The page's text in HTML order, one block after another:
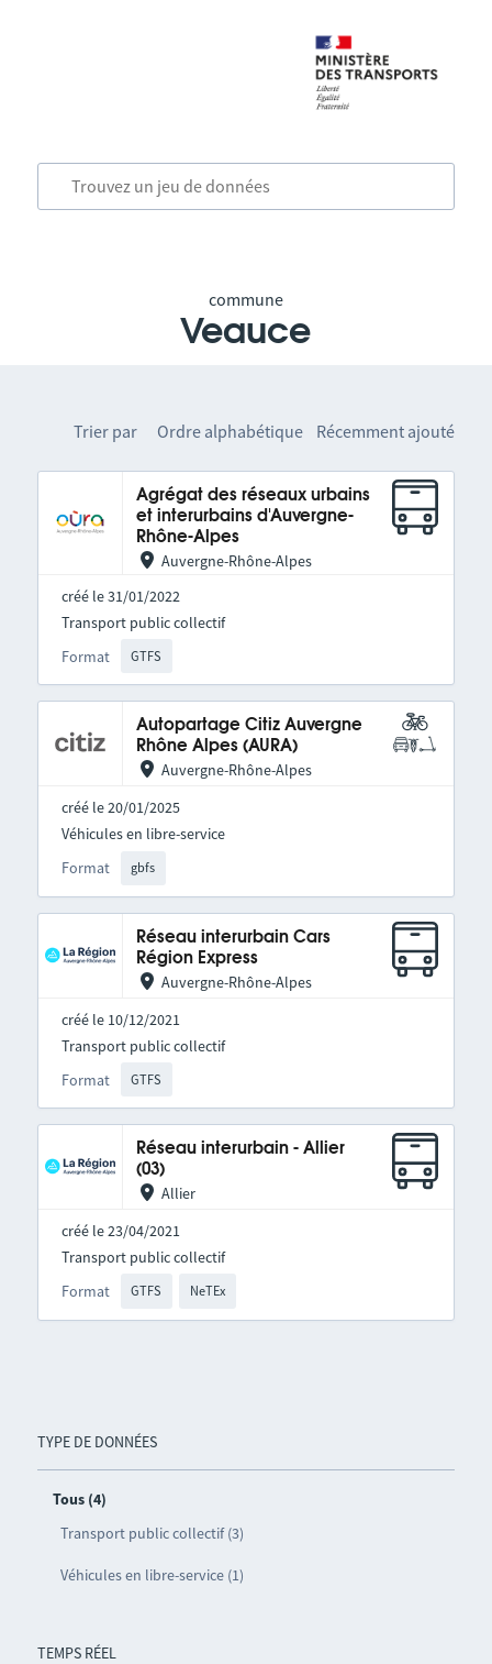
commune
Veauce
TYPE DE DONNÉES
Tous (4)
Transport public collectif (3)
Véhicules en libre-service (1)
TEMPS RÉEL
Trier par Ordre alphabétique Récemment ajouté
Agrégat des réseaux urbains
et interurbains d'Auvergne-
Rhône-Alpes
Auvergne-Rhône-Alpes
créé le 31/01/2022
Format GTFS
Transport public collectif
Autopartage Citiz Auvergne
Rhône Alpes (AURA)
Auvergne-Rhône-Alpes
créé le 20/01/2025
Format gbfs
Véhicules en libre-service
Réseau interurbain Cars
Région Express
Auvergne-Rhône-Alpes
créé le 10/12/2021
Format GTFS
Transport public collectif
Réseau interurbain - Allier
(03)
Allier
créé le 23/04/2021
Format GTFS NeTEx
Transport public collectif